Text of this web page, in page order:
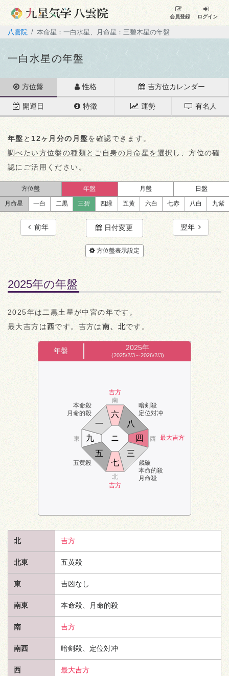
会員登録 ログイン
八雲院 本命星：一白水星、月命星：三碧木星の年盤
一白水星の年盤
方位盤 性格 吉方位カレンダー
開運日 特徴 運勢 有名人
年盤 と 12ヶ月分の月盤を確認できます。
調べたい方位盤の種類とご自身の月命星を選択 し、方位の確
認にご活用ください。
方位盤 年盤 月盤 日盤
月命星 一白 二黒 三碧 四緑 五黄 六白 七赤 八白 九紫
前年 日付変更 翌年
方位盤表示設定
2025年の年盤
2025年は二黒土星が中宮の年です。
最大吉方は西です。吉方は南、北です。
年盤 2025年
(2025/2/3～2026/2/3)
本命殺
月命的殺
吉方
暗剣殺
定位対冲
最大吉方
五黄殺
吉方
歳破
本命的殺
月命殺
南
北
東 西
七
八
九
一
ニ
三
四
五
六
北 吉方
北東 五黄殺
東 吉凶なし
南東 本命殺、月命的殺
南 吉方
南西 暗剣殺、定位対冲
西 最大吉方